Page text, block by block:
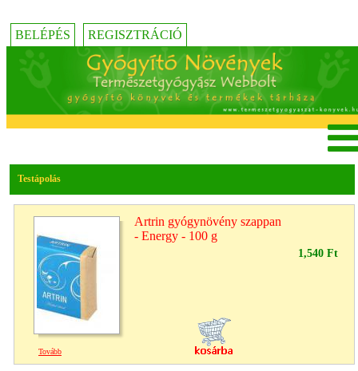
BELÉPÉS REGISZTRÁCIÓ
Testápolás
Artrin gyógynövény szappan
- Energy - 100 g
1,540 Ft
Tovább